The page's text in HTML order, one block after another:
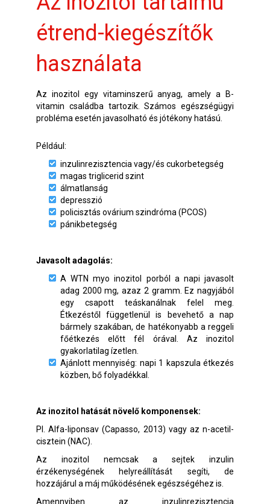
étrend-kiegészítők
használata
Az inozitol egy vitaminszerű anyag, amely a B-
vitamin családba tartozik. Számos egészségügyi
probléma esetén javasolható és jótékony hatású.
Például:
inzulinrezisztencia vagy/és cukorbetegség
magas triglicerid szint
álmatlanság
depresszió
policisztás ovárium szindróma (PCOS)
pánikbetegség
Javasolt adagolás:
A WTN myo inozitol porból a napi javasolt
adag 2000 mg, azaz 2 gramm. Ez nagyjából
egy csapott teáskanálnak felel meg.
Étkezéstől függetlenül is bevehető a nap
bármely szakában, de hatékonyabb a reggeli
főétkezés előtt fél órával. Az inozitol
gyakorlatilag ízetlen.
Ajánlott mennyiség: napi 1 kapszula étkezés
közben, bő folyadékkal.
Az inozitol hatását növelő komponensek:
Pl. Alfa-liponsav (Capasso, 2013) vagy az n-acetil-
cisztein (NAC).
Az inozitol nemcsak a sejtek inzulin
érzékenységének helyreállítását segíti, de
hozzájárul a máj működésének egészségéhez is.
Amennyiben az inzulinrezisztencia